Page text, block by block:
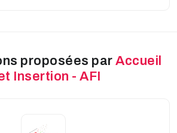
proposées par Accueil
Insertion - AFI